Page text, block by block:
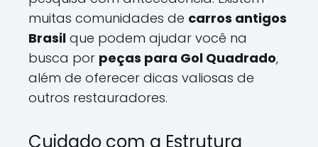
muitas comunidades de carros antigos
Brasil que podem ajudar você na
busca por peças para Gol Quadrado,
além de oferecer dicas valiosas de
outros restauradores.
Cuidado com a Estrutura